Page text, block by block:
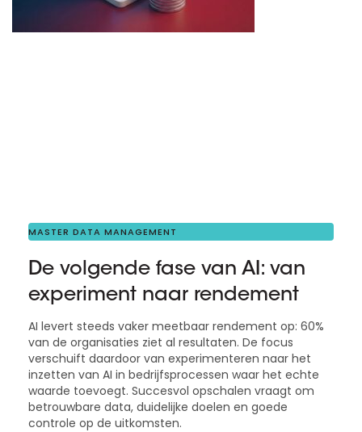
MASTER DATA MANAGEMENT
De volgende fase van AI: van
experiment naar rendement
AI levert steeds vaker meetbaar rendement op: 60%
van de organisaties ziet al resultaten. De focus
verschuift daardoor van experimenteren naar het
inzetten van AI in bedrijfsprocessen waar het echte
waarde toevoegt. Succesvol opschalen vraagt om
betrouwbare data, duidelijke doelen en goede
controle op de uitkomsten.